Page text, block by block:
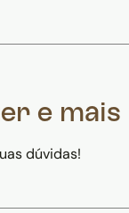
e mais
dúvidas!